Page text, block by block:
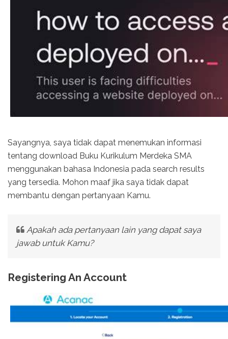
Sayangnya, saya tidak dapat menemukan informasi
tentang download Buku Kurikulum Merdeka SMA
menggunakan bahasa Indonesia pada search results
yang tersedia. Mohon maaf jika saya tidak dapat
membantu dengan pertanyaan Kamu.
Apakah ada pertanyaan lain yang dapat saya
jawab untuk Kamu?
Registering An Account